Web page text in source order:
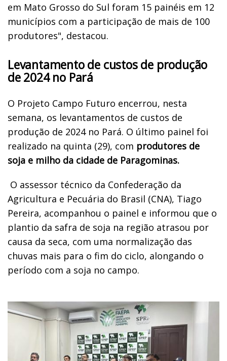
em Mato Grosso do Sul foram 15 painéis em 12
municípios com a participação de mais de 100
produtores", destacou.
Levantamento de custos de produção
de 2024 no Pará
O Projeto Campo Futuro encerrou, nesta
semana, os levantamentos de custos de
produção de 2024 no Pará. O último painel foi
realizado na quinta (29), com produtores de
soja e milho da cidade de Paragominas.
O assessor técnico da Confederação da
Agricultura e Pecuária do Brasil (CNA), Tiago
Pereira, acompanhou o painel e informou que o
plantio da safra de soja na região atrasou por
causa da seca, com uma normalização das
chuvas mais para o fim do ciclo, alongando o
período com a soja no campo.